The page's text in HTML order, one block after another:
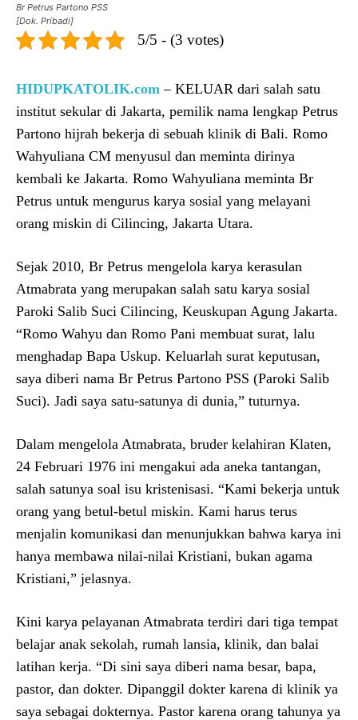
Br Petrus Partono PSS
[Dok. Pribadi]
5/5 - (3 votes)
HIDUPKATOLIK.com – KELUAR dari salah satu
institut sekular di Jakarta, pemilik nama lengkap Petrus
Partono hijrah bekerja di sebuah klinik di Bali. Romo
Wahyuliana CM menyusul dan meminta dirinya
kembali ke Jakarta. Romo Wahyuliana meminta Br
Petrus untuk mengurus karya sosial yang melayani
orang miskin di Cilincing, Jakarta Utara.
Sejak 2010, Br Petrus mengelola karya kerasulan
Atmabrata yang merupakan salah satu karya sosial
Paroki Salib Suci Cilincing, Keuskupan Agung Jakarta.
“Romo Wahyu dan Romo Pani membuat surat, lalu
menghadap Bapa Uskup. Keluarlah surat keputusan,
saya diberi nama Br Petrus Partono PSS (Paroki Salib
Suci). Jadi saya satu-satunya di dunia,” tuturnya.
Dalam mengelola Atmabrata, bruder kelahiran Klaten,
24 Februari 1976 ini mengakui ada aneka tantangan,
salah satunya soal isu kristenisasi. “Kami bekerja untuk
orang yang betul-betul miskin. Kami harus terus
menjalin komunikasi dan menunjukkan bahwa karya ini
hanya membawa nilai-nilai Kristiani, bukan agama
Kristiani,” jelasnya.
Kini karya pelayanan Atmabrata terdiri dari tiga tempat
belajar anak sekolah, rumah lansia, klinik, dan balai
latihan kerja. “Di sini saya diberi nama besar, bapa,
pastor, dan dokter. Dipanggil dokter karena di klinik ya
saya sebagai dokternya. Pastor karena orang tahunya ya